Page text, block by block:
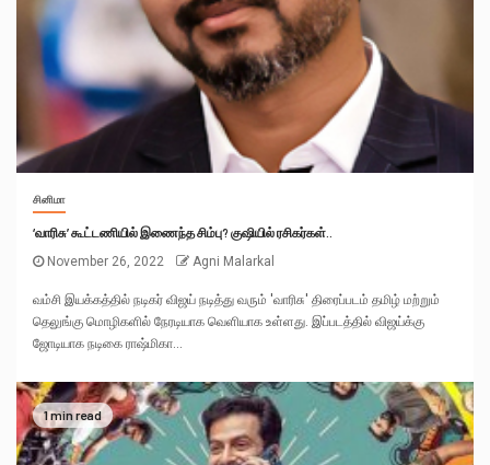
சினிமா
‘வாரிசு’ கூட்டணியில் இணைந்த சிம்பு? குஷியில் ரசிகர்கள்..
November 26, 2022
Agni Malarkal
வம்சி இயக்கத்தில் நடிகர் விஜய் நடித்து வரும் 'வாரிசு' திரைப்படம் தமிழ் மற்றும்
தெலுங்கு மொழிகளில் நேரடியாக வெளியாக உள்ளது. இப்படத்தில் விஜய்க்கு
ஜோடியாக நடிகை ராஷ்மிகா...
1 min read